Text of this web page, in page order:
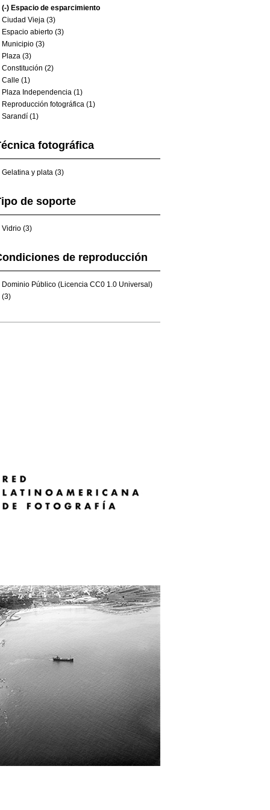
(-) Espacio de esparcimiento
Ciudad Vieja (3)
Espacio abierto (3)
Municipio (3)
Plaza (3)
Constitución (2)
Calle (1)
Plaza Independencia (1)
Reproducción fotográfica (1)
Sarandí (1)
fotográfica
Gelatina y plata (3)
de soporte
Vidrio (3)
de reproducción
Dominio Público (Licencia CC0 1.0 Universal)
(3)